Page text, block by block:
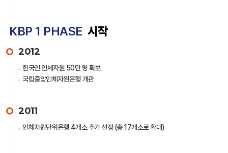
KBP 1 PHASE 시작
2012
한국인 인체자원 50만 명 확보
국립중앙인체자원은행 개관
2011
인체자원단위은행 4개소 추가 선정 (총 17개소로 확대)